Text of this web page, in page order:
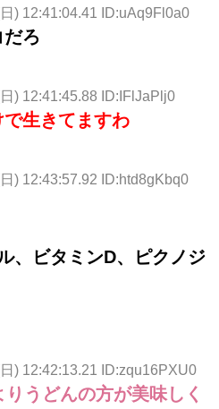
) 12:41:04.41 ID:uAq9Fl0a0
ろ
) 12:41:45.88 ID:IFlJaPlj0
生きてますわ
) 12:43:57.92 ID:htd8gKbq0
、ビタミンD、ピクノジ
) 12:42:13.21 ID:zqu16PXU0
うどんの方が美味しく